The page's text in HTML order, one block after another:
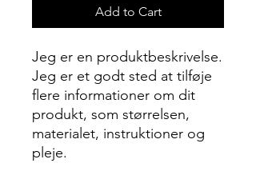
Add to Cart
Jeg er en produktbeskrivelse.
Jeg er et godt sted at tilføje
flere informationer om dit
produkt, som størrelsen,
materialet, instruktioner og
pleje.